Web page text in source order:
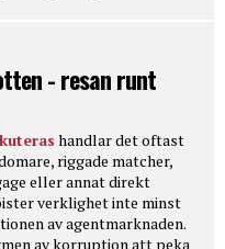
- resan runt
handlar det oftast
riggade matcher,
eller annat direkt
verklighet inte minst
av agentmarknaden.
av korruption att peka